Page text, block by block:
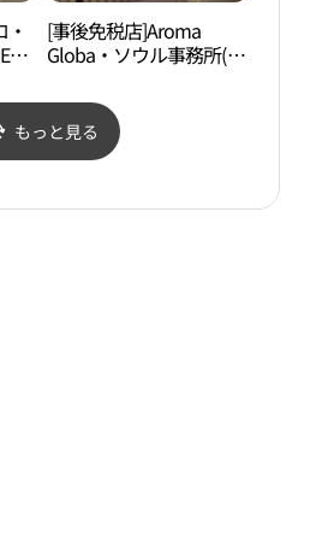
[事後免税店]Aroma
Globa・ソウル事務所(아
もっと見る